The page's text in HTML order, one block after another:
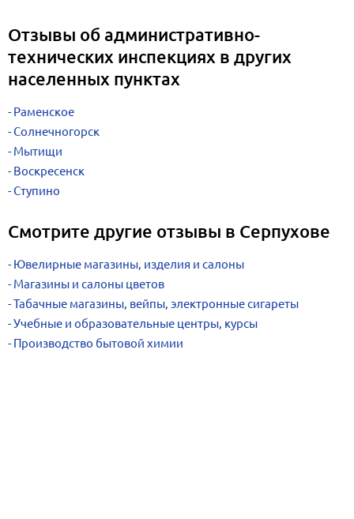
Отзывы об административно-
технических инспекциях в других
населенных пунктах
Раменское
Солнечногорск
Мытищи
Воскресенск
Ступино
Смотрите другие отзывы в Серпухове
Ювелирные магазины, изделия и салоны
Магазины и салоны цветов
Табачные магазины, вейпы, электронные сигареты
Учебные и образовательные центры, курсы
Производство бытовой химии